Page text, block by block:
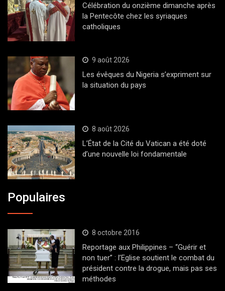
Célébration du onzième dimanche après
la Pentecôte chez les syriaques
catholiques
9 août 2026
Les évêques du Nigeria s’expriment sur
la situation du pays
8 août 2026
L’État de la Cité du Vatican a été doté
d’une nouvelle loi fondamentale
Populaires
8 octobre 2016
Reportage aux Philippines – “Guérir et
non tuer” : l’Eglise soutient le combat du
président contre la drogue, mais pas ses
méthodes